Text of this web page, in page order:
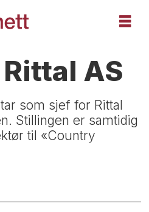
AS
som sjef for Rittal
Stillingen er samtidig
til «Country